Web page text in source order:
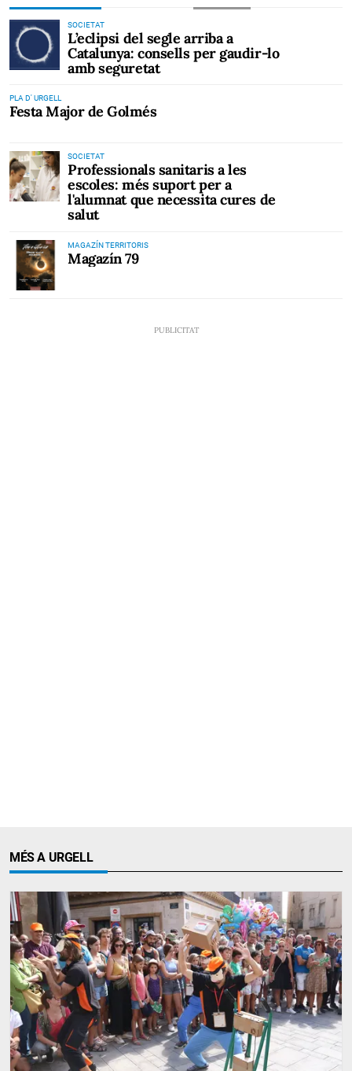
SOCIETAT
L’eclipsi del segle arriba a
Catalunya: consells per gaudir-lo
amb seguretat
PLA D' URGELL
Festa Major de Golmés
SOCIETAT
Professionals sanitaris a les
escoles: més suport per a
l'alumnat que necessita cures de
salut
MAGAZÍN TERRITORIS
Magazín 79
MÉS A URGELL